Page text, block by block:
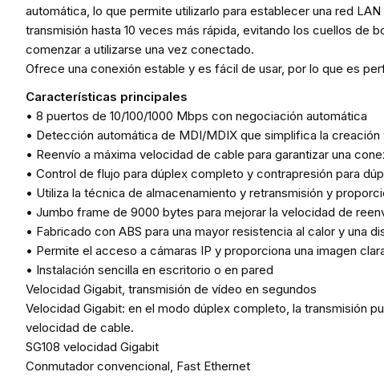
automática, lo que permite utilizarlo para establecer una red
transmisión hasta 10 veces más rápida, evitando los cuellos de
comenzar a utilizarse una vez conectado.
Ofrece una conexión estable y es fácil de usar, por lo que es
Características principales
• 8 puertos de 10/100/1000 Mbps con negociación automática
• Detección automática de MDI/MDIX que simplifica la
• Reenvío a máxima velocidad de cable para garantizar una
• Control de flujo para dúplex completo y contrapresión para
• Utiliza la técnica de almacenamiento y retransmisión y
• Jumbo frame de 9000 bytes para mejorar la velocidad de
• Fabricado con ABS para una mayor resistencia al calor y una
• Permite el acceso a cámaras IP y proporciona una imagen
• Instalación sencilla en escritorio o en pared
Velocidad Gigabit, transmisión de vídeo en segundos
Velocidad Gigabit: en el modo dúplex completo, la transmisión
velocidad de cable.
SG108 velocidad Gigabit
Conmutador convencional, Fast Ethernet